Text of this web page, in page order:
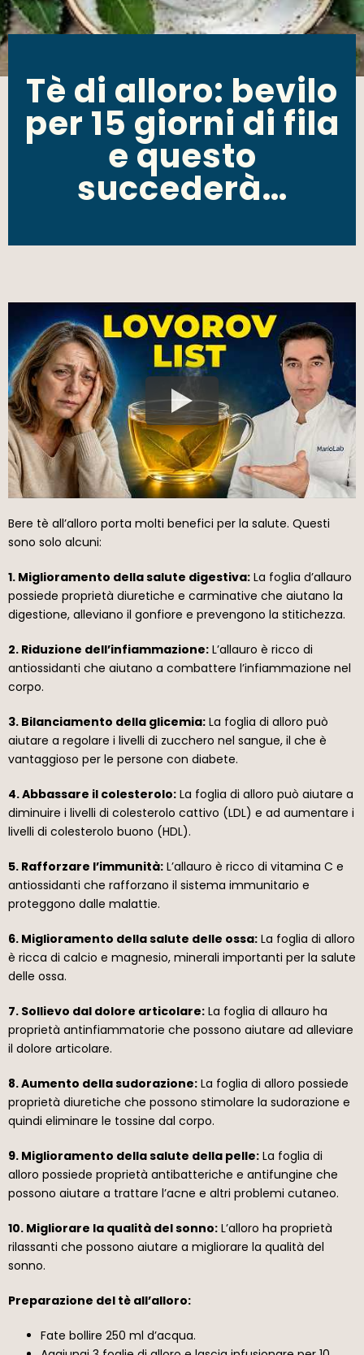
Tè di alloro: bevilo
per 15 giorni di fila
e questo
succederà…
Bere tè all’alloro porta molti benefici per la salute. Questi
sono solo alcuni:
1. Miglioramento della salute digestiva: La foglia d’allauro
possiede proprietà diuretiche e carminative che aiutano la
digestione, alleviano il gonfiore e prevengono la stitichezza.
2. Riduzione dell’infiammazione: L’allauro è ricco di
antiossidanti che aiutano a combattere l’infiammazione nel
corpo.
3. Bilanciamento della glicemia: La foglia di alloro può
aiutare a regolare i livelli di zucchero nel sangue, il che è
vantaggioso per le persone con diabete.
4. Abbassare il colesterolo: La foglia di alloro può aiutare a
diminuire i livelli di colesterolo cattivo (LDL) e ad aumentare i
livelli di colesterolo buono (HDL).
5. Rafforzare l’immunità: L’allauro è ricco di vitamina C e
antiossidanti che rafforzano il sistema immunitario e
proteggono dalle malattie.
6. Miglioramento della salute delle ossa: La foglia di alloro
è ricca di calcio e magnesio, minerali importanti per la salute
delle ossa.
7. Sollievo dal dolore articolare: La foglia di allauro ha
proprietà antinfiammatorie che possono aiutare ad alleviare
il dolore articolare.
8. Aumento della sudorazione: La foglia di alloro possiede
proprietà diuretiche che possono stimolare la sudorazione e
quindi eliminare le tossine dal corpo.
9. Miglioramento della salute della pelle: La foglia di
alloro possiede proprietà antibatteriche e antifungine che
possono aiutare a trattare l’acne e altri problemi cutaneo.
10. Migliorare la qualità del sonno: L’alloro ha proprietà
rilassanti che possono aiutare a migliorare la qualità del
sonno.
Preparazione del tè all’alloro:
Fate bollire 250 ml d’acqua.